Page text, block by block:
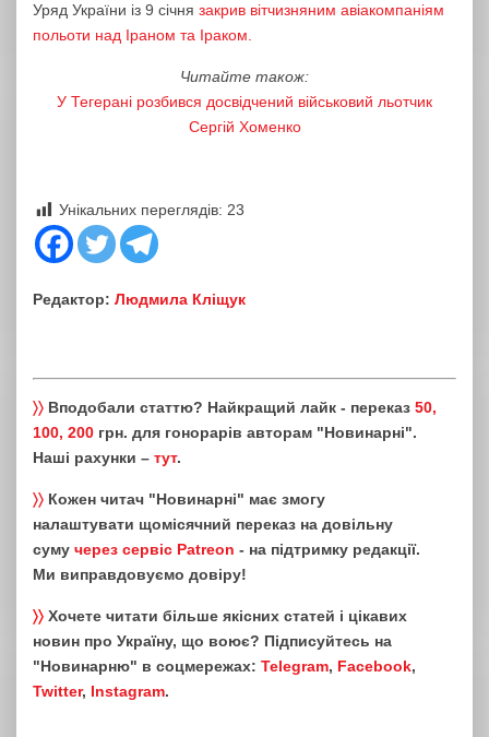
Уряд України із 9 січня закрив вітчизняним авіакомпаніям
польоти над Іраном та Іраком.
Читайте також:
У Тегерані розбився досвідчений військовий льотчик
Сергій Хоменко
Унікальних переглядів: 23
Редактор: Людмила Кліщук
〉〉 Вподобали статтю? Найкращий лайк - переказ 50,
100, 200 грн. для гонорарів авторам "Новинарні".
Наші рахунки – тут.
〉〉 Кожен читач "Новинарні" має змогу
налаштувати щомісячний переказ на довільну
суму через сервіс Patreon - на підтримку редакції.
Ми виправдовуємо довіру!
〉〉 Хочете читати більше якісних статей і цікавих
новин про Україну, що воює? Підписуйтесь на
"Новинарню" в соцмережах: Telegram, Facebook,
Twitter, Instagram.